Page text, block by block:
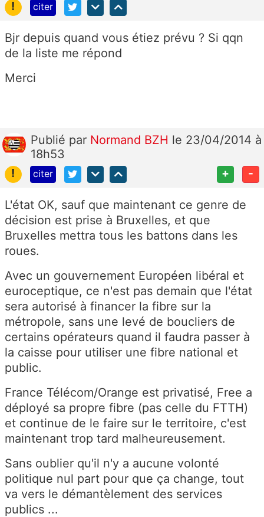
! citer
Bjr depuis quand vous étiez prévu ? Si qqn
de la liste me répond
Merci
Publié par Normand BZH le 23/04/2014 à
18h53
!
citer + -
L'état OK, sauf que maintenant ce genre de
décision est prise à Bruxelles, et que
Bruxelles mettra tous les battons dans les
roues.
Avec un gouvernement Européen libéral et
euroceptique, ce n'est pas demain que l'état
sera autorisé à financer la fibre sur la
métropole, sans une levé de boucliers de
certains opérateurs quand il faudra passer à
la caisse pour utiliser une fibre national et
public.
France Télécom/Orange est privatisé, Free a
déployé sa propre fibre (pas celle du FTTH)
et continue de le faire sur le territoire, c'est
maintenant trop tard malheureusement.
Sans oublier qu'il n'y a aucune volonté
politique nul part pour que ça change, tout
va vers le démantèlement des services
publics ...